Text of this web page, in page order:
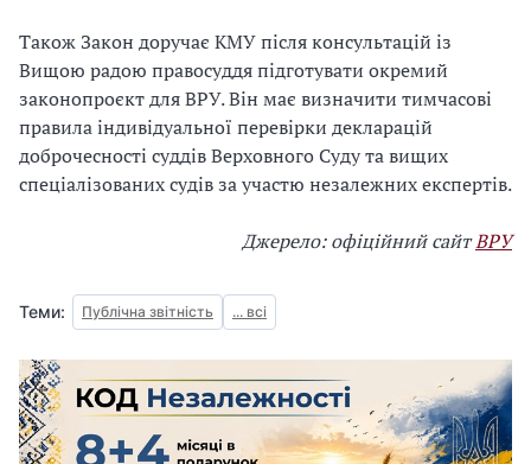
Також Закон доручає КМУ після консультацій із
Вищою радою правосуддя підготувати окремий
законопроєкт для ВРУ. Він має визначити тимчасові
правила індивідуальної перевірки декларацій
доброчесності суддів Верховного Суду та вищих
спеціалізованих судів за участю незалежних експертів.
Джерело: офіційний сайтВРУ
Теми: Публічна звітність ... всі